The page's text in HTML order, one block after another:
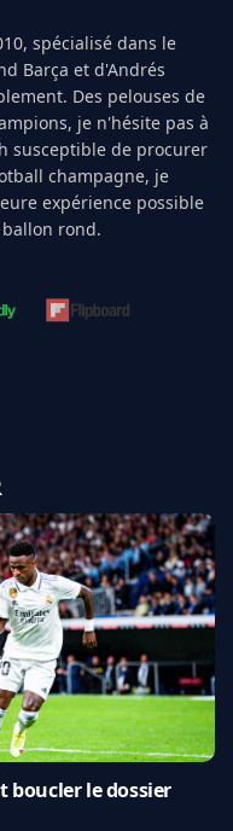
spécialisé dans le
Barça et d'Andrés
Des pelouses de
je n'hésite pas à
susceptible de procurer
champagne, je
expérience possible
rond.
boucler le dossier